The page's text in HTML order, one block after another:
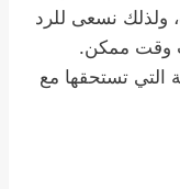
ولذلك نسعى للرد
وقت ممكن.
التي تستحقها مع